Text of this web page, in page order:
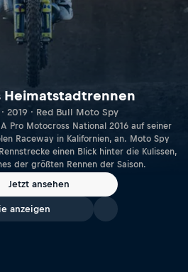
Heimatstadtrennen
· 2019 · Red Bull Moto Spy
Pro Motocross National 2016 auf seiner
Raceway in Kalifornien, an. Moto Spy
einen Blick hinter die Kulissen,
der größten Rennen der Saison.
Jetzt ansehen
anzeigen